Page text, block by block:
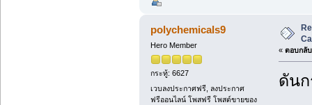
polychemicals9
Hero Member
กระทู้: 6627
เวบลงประกาศฟรี, ลงประกาศ
ฟรีออนไลน์ โพสฟรี โพสต์ขายของ
« ตอบกลั
ดัน